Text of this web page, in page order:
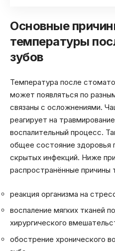
Основные
температуры
зубов
Температура после
может появляться по
связаны с осложнениями.
реагирует на
воспалительный процесс.
общее состояние здоровья
скрытых инфекций. Ниже
распространённые причины
реакция организма на
воспаление мягких тканей
хирургического
обострение хронического